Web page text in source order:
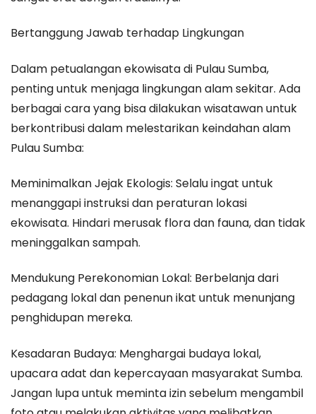
Bertanggung Jawab terhadap Lingkungan
Dalam petualangan ekowisata di Pulau Sumba,
penting untuk menjaga lingkungan alam sekitar. Ada
berbagai cara yang bisa dilakukan wisatawan untuk
berkontribusi dalam melestarikan keindahan alam
Pulau Sumba:
Meminimalkan Jejak Ekologis: Selalu ingat untuk
menanggapi instruksi dan peraturan lokasi
ekowisata. Hindari merusak flora dan fauna, dan tidak
meninggalkan sampah.
Mendukung Perekonomian Lokal: Berbelanja dari
pedagang lokal dan penenun ikat untuk menunjang
penghidupan mereka.
Kesadaran Budaya: Menghargai budaya lokal,
upacara adat dan kepercayaan masyarakat Sumba.
Jangan lupa untuk meminta izin sebelum mengambil